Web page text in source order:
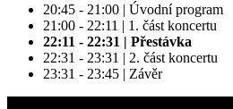
20:45 - 21:00 | Úvodní program
21:00 - 22:11 | 1. část koncertu
22:11 - 22:31 | Přestávka
22:31 - 23:31 | 2. část koncertu
23:31 - 23:45 | Závěr